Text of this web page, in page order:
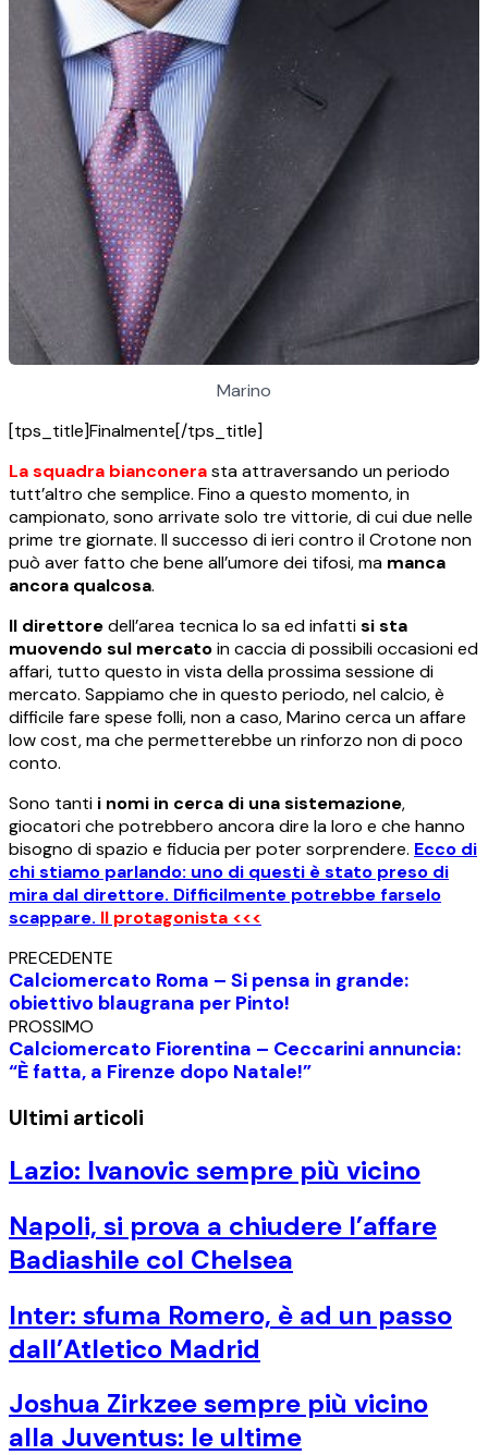
Marino
[tps_title]Finalmente[/tps_title]
La squadra bianconerasta attraversando un periodo
tutt’altro che semplice. Fino a questo momento, in
campionato, sono arrivate solo tre vittorie, di cui due nelle
prime tre giornate. Il successo di ieri contro il Crotone non
può aver fatto che bene all’umore dei tifosi, ma manca
ancora qualcosa.
Il direttoredell’area tecnica lo sa ed infattisi sta
muovendo sul mercatoin caccia di possibili occasioni ed
affari, tutto questo in vista della prossima sessione di
mercato. Sappiamo che in questo periodo, nel calcio, è
difficile fare spese folli, non a caso, Marino cerca un affare
low cost, ma che permetterebbe un rinforzo non di poco
conto.
Sono tanti i nomi in cerca di una sistemazione,
giocatori che potrebbero ancora dire la loro e che hanno
bisogno di spazio e fiducia per poter sorprendere. Ecco di
chi stiamo parlando: uno di questi è stato preso di
mira dal direttore. Difficilmente potrebbe farselo
scappare. Il protagonista <<<
PRECEDENTE
Calciomercato Roma – Si pensa in grande:
obiettivo blaugrana per Pinto!
PROSSIMO
Calciomercato Fiorentina – Ceccarini annuncia:
“È fatta, a Firenze dopo Natale!”
Ultimi articoli
Lazio: Ivanovic sempre più vicino
Napoli, si prova a chiudere l’affare
Badiashile col Chelsea
Inter: sfuma Romero, è ad un passo
dall’Atletico Madrid
Joshua Zirkzee sempre più vicino
alla Juventus: le ultime